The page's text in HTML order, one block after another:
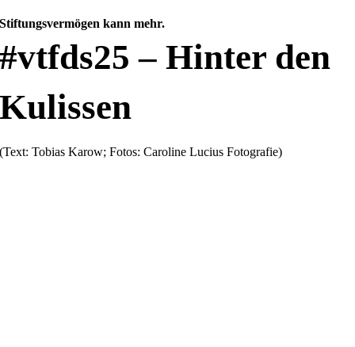
Stiftungsvermögen kann mehr.
#vtfds25 – Hinter den
Kulissen
(Text: Tobias Karow; Fotos: Caroline Lucius Fotografie)